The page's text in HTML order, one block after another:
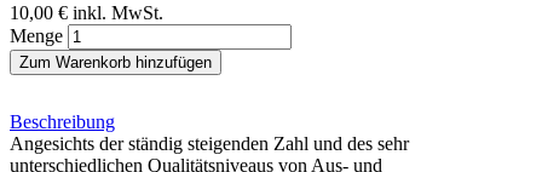
10,00 € inkl. MwSt.
Menge
Zum Warenkorb hinzufügen
Beschreibung
Angesichts der ständig steigenden Zahl und des sehr
unterschiedlichen Qualitätsniveaus von Aus- und